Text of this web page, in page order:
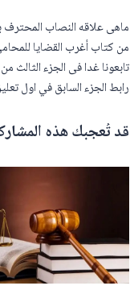
ماهى علاقه النصاب المحترف
من كتاب أغرب القضايا
تابعونا غدا فى الجزء الثالث
رابط الجزء السابق في اول
قد تُعجبك هذه